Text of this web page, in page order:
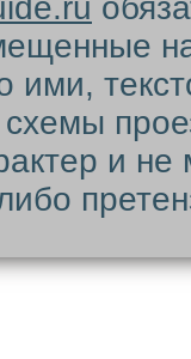
ими,
и